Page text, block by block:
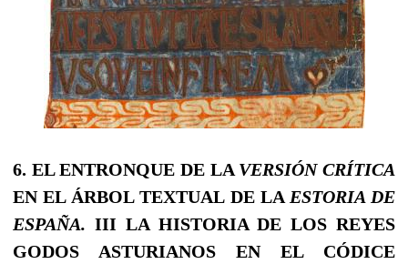
6. EL ENTRONQUE DE LA VERSIÓN CRÍTICA
EN EL ÁRBOL TEXTUAL DE LA ESTORIA DE
ESPAÑA. III LA HISTORIA DE LOS REYES
GODOS ASTURIANOS
EN EL CÓDICE